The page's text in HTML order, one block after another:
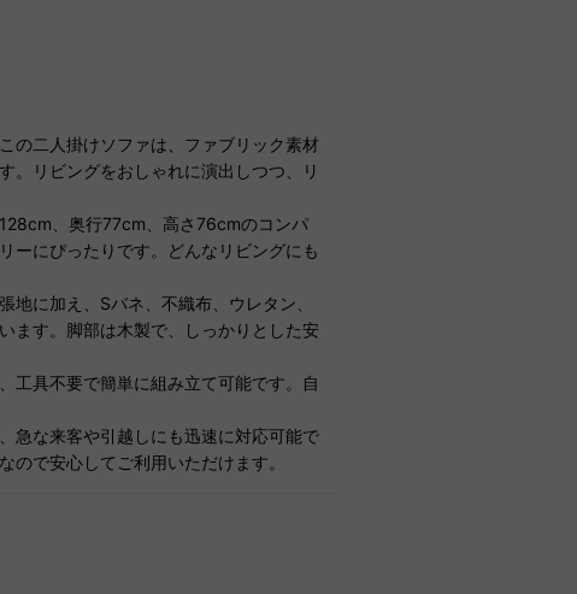
の二人掛けソファは、ファブリック素材
。リビングをおしゃれに演出しつつ、リ
、奥行77cm、高さ76cmのコンパ
ーにぴったりです。どんなリビングにも
地に加え、Sバネ、不織布、ウレタン、
ます。脚部は木製で、しっかりとした安
工具不要で簡単に組み立て可能です。自
急な来客や引越しにも迅速に対応可能で
ので安心してご利用いただけます。